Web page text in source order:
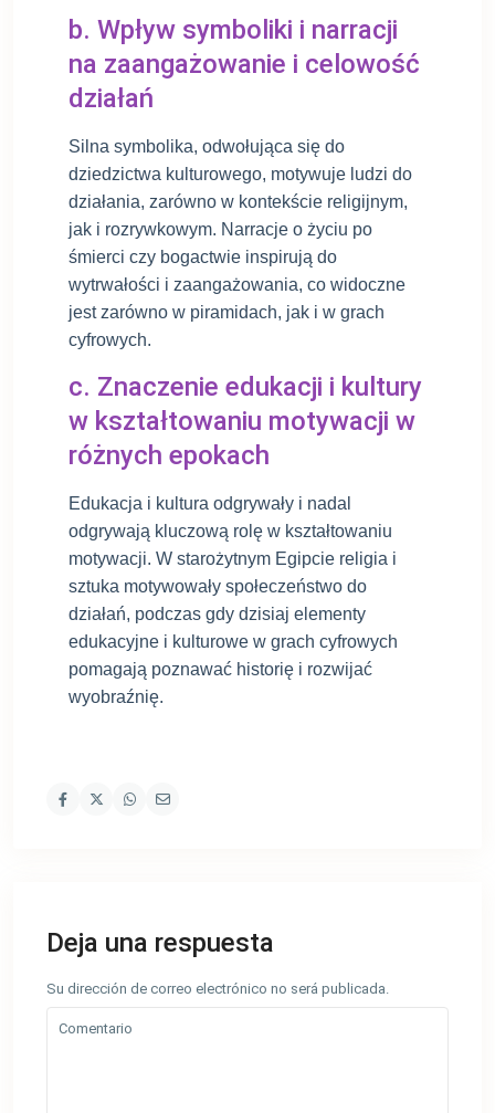
b. Wpływ symboliki i narracji
na zaangażowanie i celowość
działań
Silna symbolika, odwołująca się do
dziedzictwa kulturowego, motywuje ludzi do
działania, zarówno w kontekście religijnym,
jak i rozrywkowym. Narracje o życiu po
śmierci czy bogactwie inspirują do
wytrwałości i zaangażowania, co widoczne
jest zarówno w piramidach, jak i w grach
cyfrowych.
c. Znaczenie edukacji i kultury
w kształtowaniu motywacji w
różnych epokach
Edukacja i kultura odgrywały i nadal
odgrywają kluczową rolę w kształtowaniu
motywacji. W starożytnym Egipcie religia i
sztuka motywowały społeczeństwo do
działań, podczas gdy dzisiaj elementy
edukacyjne i kulturowe w grach cyfrowych
pomagają poznawać historię i rozwijać
wyobraźnię.
Deja una respuesta
Su dirección de correo electrónico no será publicada.